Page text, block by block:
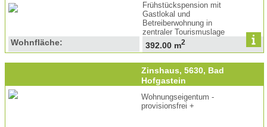
Frühstückspension mit
Gastlokal und
Betreiberwohnung in
zentraler Tourismuslage
Wohnfläche: 392.00 m2
Zinshaus, 5630, Bad
Hofgastein
Wohnungseigentum -
provisionsfrei +